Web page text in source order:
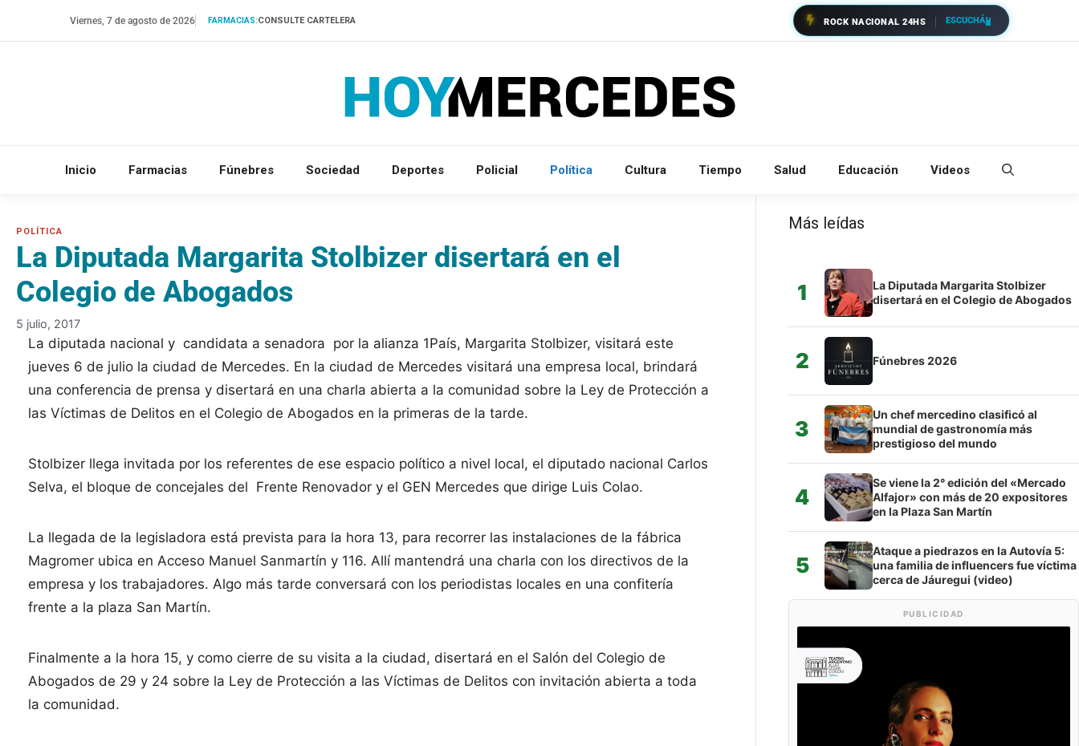
Viernes, 7 de agosto de 2026 FARMACIAS:CONSULTE CARTELERA ROCK NACIONAL 24HS ESCUCHÁ
Inicio Farmacias Fúnebres Sociedad Deportes Policial Política Cultura Tiempo Salud Educación Videos
La Diputada Margarita Stolbizer disertará en el
Colegio de Abogados
5 julio, 2017
La diputada nacional y candidata a senadora por la alianza 1País, Margarita Stolbizer, visitará este
jueves 6 de julio la ciudad de Mercedes. En la ciudad de Mercedes visitará una empresa local, brindará
una conferencia de prensa y disertará en una charla abierta a la comunidad sobre la Ley de Protección a
las Víctimas de Delitos en el Colegio de Abogados en la primeras de la tarde.
Stolbizer llega invitada por los referentes de ese espacio político a nivel local, el diputado nacional Carlos
Selva, el bloque de concejales del Frente Renovador y el GEN Mercedes que dirige Luis Colao.
La llegada de la legisladora está prevista para la hora 13, para recorrer las instalaciones de la fábrica
Magromer ubica en Acceso Manuel Sanmartín y 116. Allí mantendrá una charla con los directivos de la
empresa y los trabajadores. Algo más tarde conversará con los periodistas locales en una confitería
frente a la plaza San Martín.
Finalmente a la hora 15, y como cierre de su visita a la ciudad, disertará en el Salón del Colegio de
Abogados de 29 y 24 sobre la Ley de Protección a las Víctimas de Delitos con invitación abierta a toda
la comunidad.
Más leídas
1
La Diputada Margarita Stolbizer
disertará en el Colegio de Abogados
2 Fúnebres 2026
3
Un chef mercedino clasificó al
mundial de gastronomía más
prestigioso del mundo
4
Se viene la 2° edición del «Mercado
Alfajor» con más de 20 expositores
en la Plaza San Martín
5
Ataque a piedrazos en la Autovía 5:
una familia de influencers fue víctima
cerca de Jáuregui (video)
PUBLICIDAD